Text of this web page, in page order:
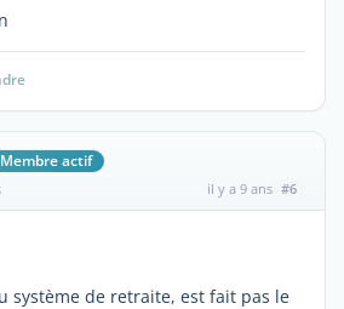
Membre actif
il y a 9 ans #6
système de retraite, est fait pas le